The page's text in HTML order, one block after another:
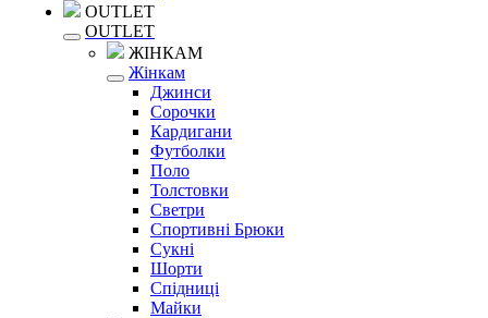
OUTLET
OUTLET
ЖІНКАМ
Жінкам
Джинси
Сорочки
Кардигани
Футболки
Поло
Толстовки
Светри
Спортивні Брюки
Сукні
Шорти
Спідниці
Майки